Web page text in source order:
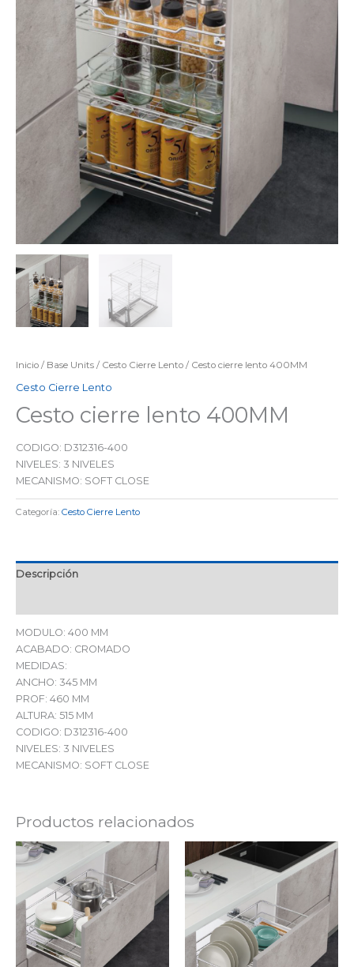
Inicio / Base Units / Cesto Cierre Lento / Cesto cierre lento 400MM
Cesto Cierre Lento
Cesto cierre lento 400MM
CODIGO: D312316-400
NIVELES: 3 NIVELES
MECANISMO: SOFT CLOSE
Categoría: Cesto Cierre Lento
Descripción
MODULO: 400 MM
ACABADO: CROMADO
MEDIDAS:
ANCHO: 345 MM
PROF: 460 MM
ALTURA: 515 MM
CODIGO: D312316-400
NIVELES: 3 NIVELES
MECANISMO: SOFT CLOSE
Productos relacionados